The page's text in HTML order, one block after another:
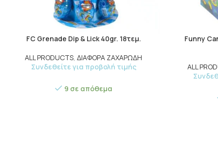
FC Grenade Dip & Lick 40gr. 18τεμ.
ALL PRODUCTS ,ΔΙΑΦΟΡΑ ΖΑΧΑΡΩΔΗ
Συνδεθείτε για προβολή τιμής
9 σε απόθεμα
Funny
ALL